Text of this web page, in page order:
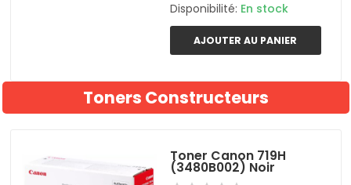
Disponibilité: En stock
AJOUTER AU PANIER
Toners Constructeurs
Toner Canon 719H
(3480B002) Noir